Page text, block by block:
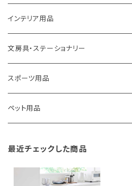
ROOTOTE
100percent
藤田金属
TG
paperblanks
トートバッグ
保冷バッグ
リュックサック
ショルダーバッグ
スポーツバッグ
キッチンペーパーホルダー
食器・テーブルウェア
ゴミ箱
収納用品
ソープディスペンサー
洗面用品
掃除・洗濯用品
トイレ用品
バス用品
インテリア用品
アイロン台
アクセサリー収納
ウェットティッシュケース
ガーデニング用品
文房具・ステーショナリー
筆記具・ペン
ノート
スポーツ用品
卓球用品
ペット用品
猫用グッズ
最近チェックした商品